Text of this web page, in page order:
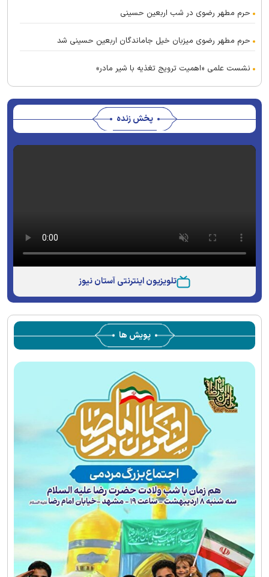
حرم مطهر رضوی در شب اربعین حسینی
حرم مطهر رضوی میزبان خیل جاماندگان اربعین حسینی شد
نشست علمی «اهمیت ترویج تغذیه با شیر مادر»
پخش زنده
تلویزیون اینترنتی آستان نیوز
پویش ها